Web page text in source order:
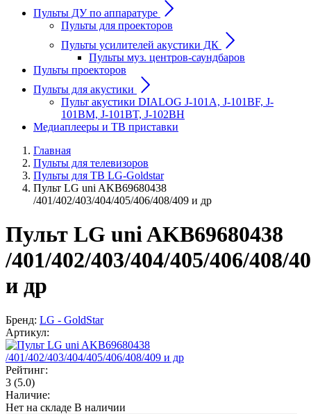
Пульты ДУ по аппаратуре
Пульты для проекторов
Пульты усилителей акустики ДК
Пульты муз. центров-саундбаров
Пульты проекторов
Пульты для акустики
Пульт акустики DIALOG J-101A, J-101BF, J-
101BM, J-101BT, J-102BH
Медиаплееры и ТВ приставки
Главная
Пульты для телевизоров
Пульты для ТВ LG-Goldstar
Пульт LG uni AKB69680438
/401/402/403/404/405/406/408/409 и др
Пульт LG uni AKB69680438
/401/402/403/404/405/406/408/
и др
Бренд: LG - GoldStar
Артикул:
Рейтинг:
3 (5.0)
Наличие:
Нет на складе В наличии